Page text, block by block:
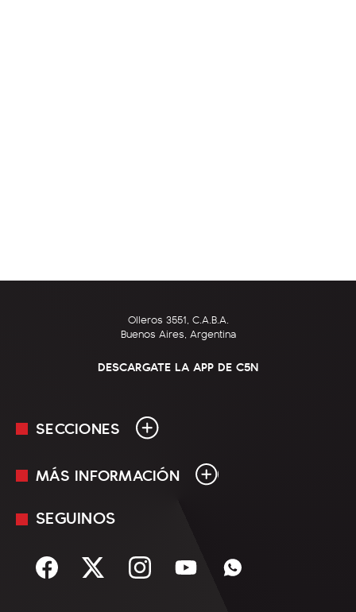
Olleros 3551, C.A.B.A.
Buenos Aires, Argentina
DESCARGATE LA APP DE C5N
SECCIONES
En Vivo
Sociedad
MÁS INFORMACIÓN
Mediakit
Términos y condiciones
SEGUINOS